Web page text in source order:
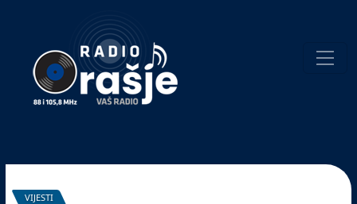
website!
VIJESTI